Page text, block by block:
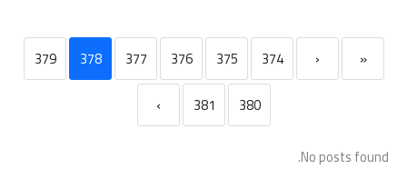
«
‹
374
375
376
377
378
379
380
381
›
No posts found.